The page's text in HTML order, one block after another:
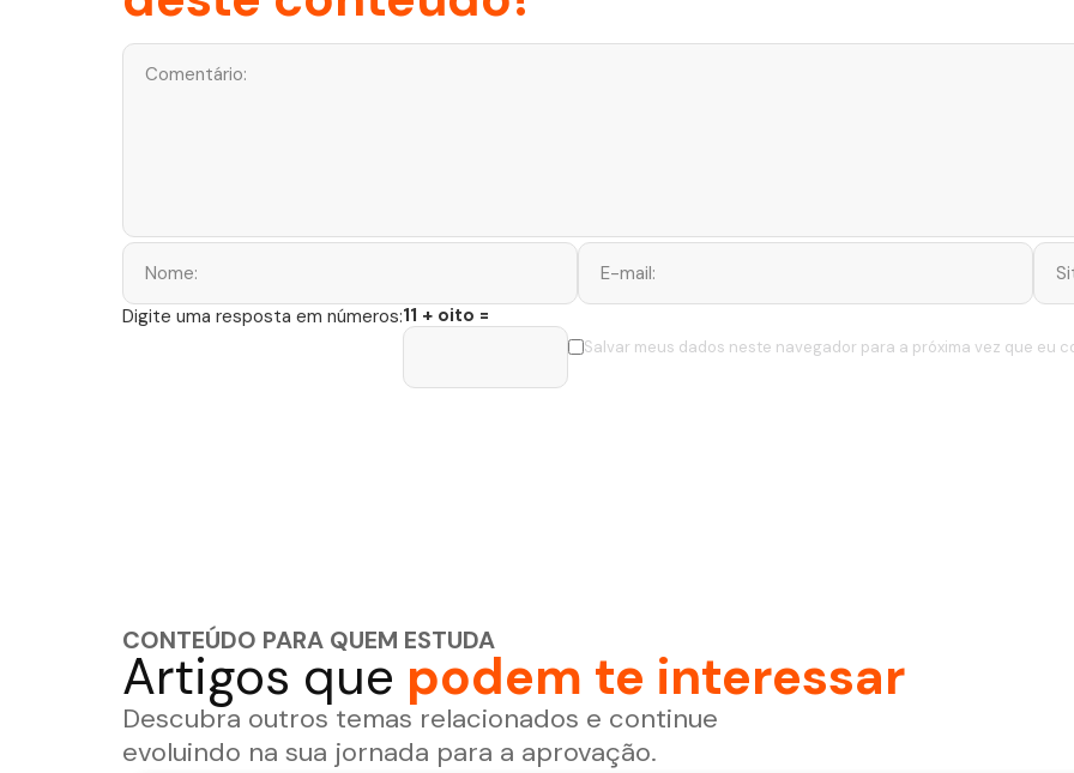
Salvar meus dados neste navegador para a próxima vez que eu
Digite uma resposta em números:11 + oito =
CONTEÚDO PARA QUEM ESTUDA
Artigos que podem te interessar
Descubra outros temas relacionados e continue
evoluindo na sua jornada para a aprovação.